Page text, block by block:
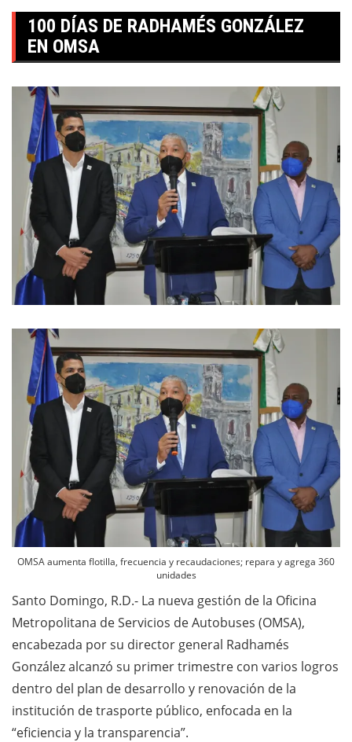
100 DÍAS DE RADHAMÉS GONZÁLEZ
EN OMSA
OMSA aumenta flotilla, frecuencia y recaudaciones; repara y agrega 360
unidades
Santo Domingo, R.D.- La nueva gestión de la Oficina
Metropolitana de Servicios de Autobuses (OMSA),
encabezada por su director general Radhamés
González alcanzó su primer trimestre con varios logros
dentro del plan de desarrollo y renovación de la
institución de trasporte público, enfocada en la
“eficiencia y la transparencia”.